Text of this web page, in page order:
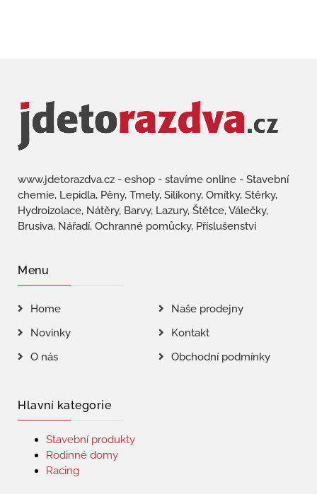
www.jdetorazdva.cz - eshop - stavíme online - Stavební
chemie, Lepidla, Pěny, Tmely, Silikony, Omítky, Stěrky,
Hydroizolace, Nátěry, Barvy, Lazury, Štětce, Válečky,
Brusiva, Nářadí, Ochranné pomůcky, Příslušenství
Menu
Home
Naše prodejny
Novinky
Kontakt
O nás
Obchodní podmínky
Hlavní kategorie
Stavební produkty
Rodinné domy
Racing